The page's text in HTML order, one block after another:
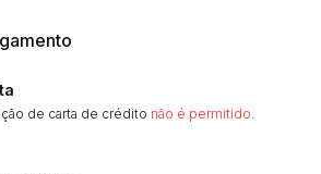
de carta de crédito não é permitido.